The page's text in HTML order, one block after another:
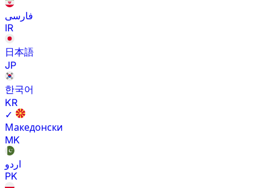
فارسی
IR
日本語
JP
한국어
KR
✓
Македонски
MK
اردو
PK